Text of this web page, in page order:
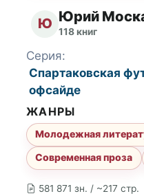
Ю Юрий
118 книг
581 871 зн. / ~217 стр.
Серия:
Спартаковская
офсайде
ЖАНРЫ
Молодежная
Современная проза